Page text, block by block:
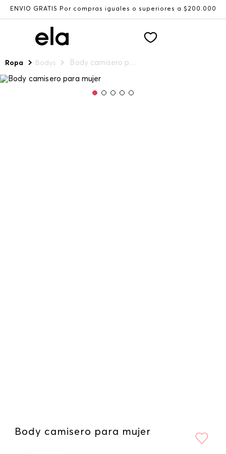
ENVÍO GRATIS Por compras iguales o superiores a $200.000
Ropa Bodys Body camisero para mujer
Body camisero para mujer